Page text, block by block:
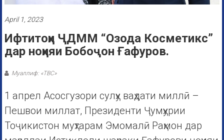
April 1, 2023
Ифтитоҳи ҶДММ “Озода Косметикс”
дар ноҳияи Бобоҷон Ғафуров.
Муаллиф: «ТВС»
1 апрел Асосгузори сулҳу ваҳдати миллӣ –
Пешвои миллат, Президенти Ҷумҳурии
Тоҷикистон муҳтарам Эмомалӣ Раҳмон дар